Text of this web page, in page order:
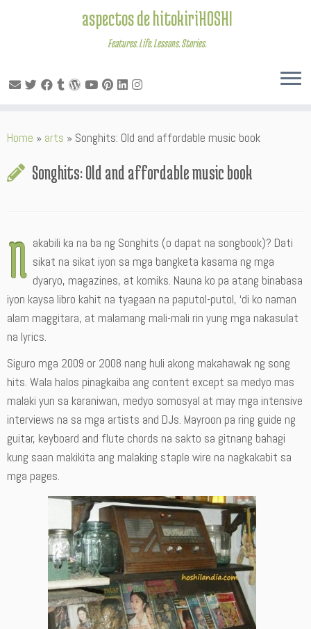
to
aspectos de hitokiriHOSHI
Features. Life. Lessons. Stories.
Home » arts » Songhits: Old and affordable music book
Songhits: Old and affordable music book
N akabili ka na ba ng Songhits (o dapat na songbook)? Dati
sikat na sikat iyon sa mga bangketa kasama ng mga
dyaryo, magazines, at komiks. Nauna ko pa atang binabasa
iyon kaysa libro kahit na tyagaan na paputol-putol, ‘di ko naman
alam maggitara, at malamang mali-mali rin yung mga nakasulat
na lyrics.
Siguro mga 2009 or 2008 nang huli akong makahawak ng song
hits. Wala halos pinagkaiba ang content except sa medyo mas
malaki yun sa karaniwan, medyo somosyal at may mga intensive
interviews na sa mga artists and DJs. Mayroon pa ring guide ng
guitar, keyboard and flute chords na sakto sa gitnang bahagi
kung saan makikita ang malaking staple wire na nagkakabit sa
mga pages.